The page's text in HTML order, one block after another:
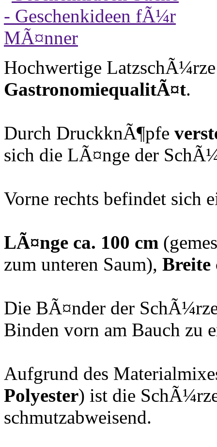
Hochwertige
GastronomiequalitÃ¤t.
Durch DruckknÃ¶pfe
sich die LÃ¤nge der
Vorne rechts befindet sich
LÃ¤nge ca. 100 cm
zum unteren Saum), Breite
Die BÃ¤nder der
Binden vorn am Bauch zu
Aufgrund des
Polyester) ist die
schmutzabweisend.